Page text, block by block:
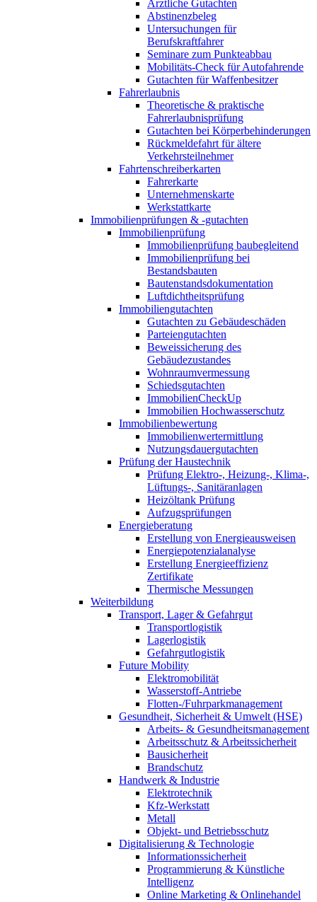
Ärztliche Gutachten
Abstinenzbeleg
Untersuchungen für
Berufskraftfahrer
Seminare zum Punkteabbau
Mobilitäts-Check für Autofahrende
Gutachten für Waffenbesitzer
Fahrerlaubnis
Theoretische & praktische
Fahrerlaubnisprüfung
Gutachten bei Körperbehinderungen
Rückmeldefahrt für ältere
Verkehrsteilnehmer
Fahrtenschreiberkarten
Fahrerkarte
Unternehmenskarte
Werkstattkarte
Immobilienprüfungen & -gutachten
Immobilienprüfung
Immobilienprüfung baubegleitend
Immobilienprüfung bei
Bestandsbauten
Bautenstandsdokumentation
Luftdichtheitsprüfung
Immobiliengutachten
Gutachten zu Gebäudeschäden
Parteiengutachten
Beweissicherung des
Gebäudezustandes
Wohnraumvermessung
Schiedsgutachten
ImmobilienCheckUp
Immobilien Hochwasserschutz
Immobilienbewertung
Immobilienwertermittlung
Nutzungsdauergutachten
Prüfung der Haustechnik
Prüfung Elektro-, Heizung-, Klima-,
Lüftungs-, Sanitäranlagen
Heizöltank Prüfung
Aufzugsprüfungen
Energieberatung
Erstellung von Energieausweisen
Energiepotenzialanalyse
Erstellung Energieeffizienz
Zertifikate
Thermische Messungen
Weiterbildung
Transport, Lager & Gefahrgut
Transportlogistik
Lagerlogistik
Gefahrgutlogistik
Future Mobility
Elektromobilität
Wasserstoff-Antriebe
Flotten-/Fuhrparkmanagement
Gesundheit, Sicherheit & Umwelt (HSE)
Arbeits- & Gesundheitsmanagement
Arbeitsschutz & Arbeitssicherheit
Bausicherheit
Brandschutz
Handwerk & Industrie
Elektrotechnik
Kfz-Werkstatt
Metall
Objekt- und Betriebsschutz
Digitalisierung & Technologie
Informationssicherheit
Programmierung & Künstliche
Intelligenz
Online Marketing & Onlinehandel